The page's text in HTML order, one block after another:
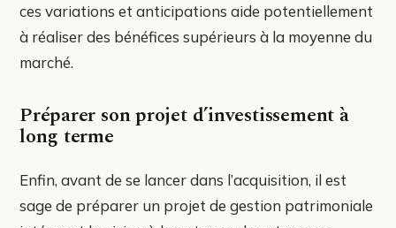
ces variations et anticipations aide potentiellement
à réaliser des bénéfices supérieurs à la moyenne du
marché.
Préparer son projet d’investissement à
long terme
Enfin, avant de se lancer dans l’acquisition, il est
sage de préparer un projet de gestion patrimoniale